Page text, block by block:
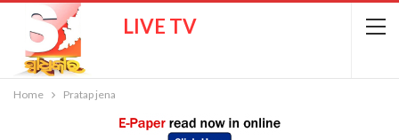
LIVE TV
Home Pratap jena